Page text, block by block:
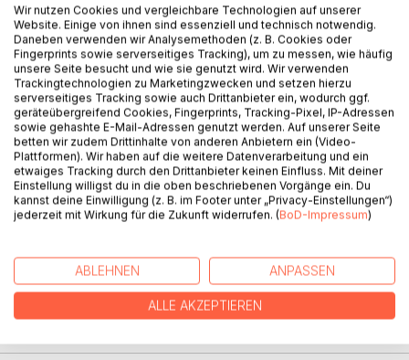
IN DEN WARENKORB
Auf die Merkliste
Titel bewerten
BESCHREIBUNG
Ein lieblich/melancholisches Buch über diesen unser aller
einen Weltzauber!
Wir nutzen Cookies und vergleichbare Technologien auf unserer
Website. Einige von ihnen sind essenziell und technisch notwendig.
Daneben verwenden wir Analysemethoden (z. B. Cookies oder
Fingerprints sowie serverseitiges Tracking), um zu messen, wie häufig
unsere Seite besucht und wie sie genutzt wird. Wir verwenden
Trackingtechnologien zu Marketingzwecken und setzen hierzu
serverseitiges Tracking sowie auch Drittanbieter ein, wodurch ggf.
geräteübergreifend Cookies, Fingerprints, Tracking-Pixel, IP-Adressen
sowie gehashte E-Mail-Adressen genutzt werden. Auf unserer Seite
betten wir zudem Drittinhalte von anderen Anbietern ein (Video-
Plattformen). Wir haben auf die weitere Datenverarbeitung und ein
etwaiges Tracking durch den Drittanbieter keinen Einfluss. Mit deiner
Einstellung willigst du in die oben beschriebenen Vorgänge ein. Du
kannst deine Einwilligung (z. B. im Footer unter „Privacy-Einstellungen“)
jederzeit mit Wirkung für die Zukunft widerrufen. (BoD-Impressum)
ABLEHNEN ANPASSEN
ALLE AKZEPTIEREN